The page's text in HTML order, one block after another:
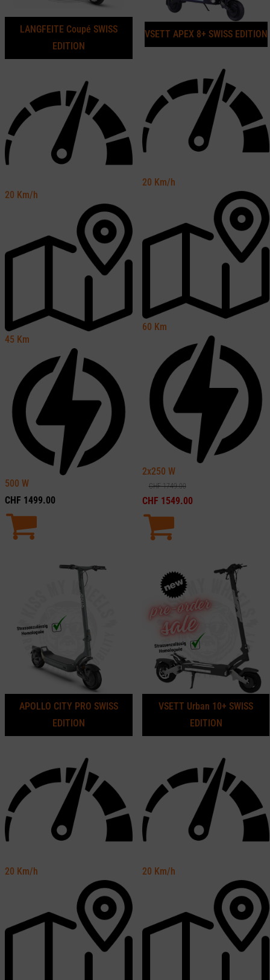
LANGFEITE Coupé SWISS
EDITION
20 Km/h
45 Km
500 W
CHF 1499.00
VSETT APEX 8+ SWISS EDITION
20 Km/h
60 Km
2x250 W
CHF1749.00
CHF 1549.00
APOLLO CITY PRO SWISS
EDITION
20 Km/h
VSETT Urban 10+ SWISS
EDITION
20 Km/h